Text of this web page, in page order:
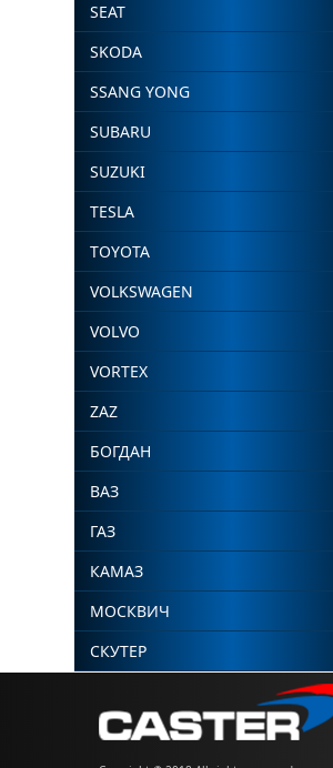
SEAT
SKODA
SSANG YONG
SUBARU
SUZUKI
TESLA
TOYOTA
VOLKSWAGEN
VOLVO
VORTEX
ZAZ
БОГДАН
ВАЗ
ГАЗ
КАМАЗ
МОСКВИЧ
СКУТЕР